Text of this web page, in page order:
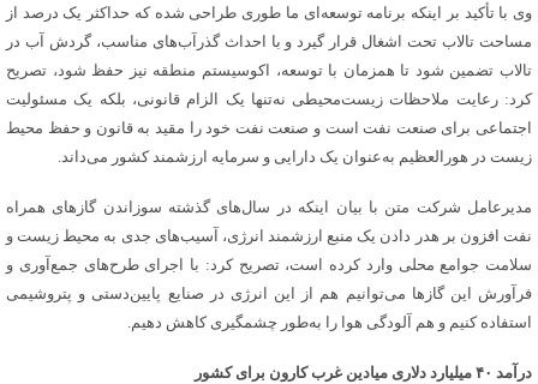
وی با تأکید بر اینکه برنامه توسعه‌ای ما طوری طراحی شده که حداکثر یک درصد از
مساحت تالاب تحت اشغال قرار گیرد و با احداث گذرآب‌های مناسب، گردش آب در
تالاب تضمین شود تا همزمان با توسعه، اکوسیستم منطقه نیز حفظ شود، تصریح
کرد: رعایت ملاحظات زیست‌محیطی نه‌تنها یک الزام قانونی، بلکه یک مسئولیت
اجتماعی برای صنعت نفت است و صنعت نفت خود را مقید به قانون و حفظ محیط
زیست در هورالعظیم به‌عنوان یک دارایی و سرمایه ارزشمند کشور می‌داند.
مدیرعامل شرکت متن با بیان اینکه در سال‌های گذشته سوزاندن گازهای همراه
نفت افزون بر هدر دادن یک منبع ارزشمند انرژی، آسیب‌های جدی به محیط زیست و
سلامت جوامع محلی وارد کرده است، تصریح کرد: با اجرای طرح‌های جمع‌آوری و
فرآورش این گازها می‌توانیم هم از این انرژی در صنایع پایین‌دستی و پتروشیمی
استفاده کنیم و هم آلودگی هوا را به‌طور چشمگیری کاهش دهیم.
درآمد ۴۰ میلیارد دلاری میادین غرب کارون برای کشور